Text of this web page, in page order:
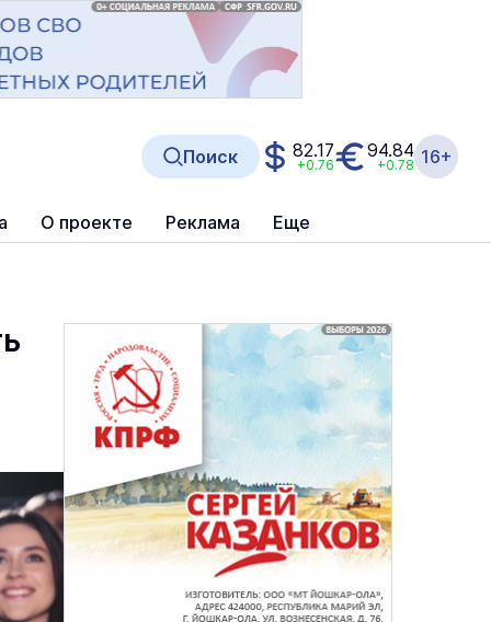
О проекте Реклама Еще
Поиск 82.17
+0.76
94.84
+0.78 16+